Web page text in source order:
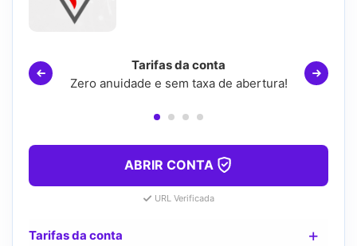
Tarifas da conta
Zero anuidade e sem taxa de abertura!
ABRIR CONTA
URL Verificada
Tarifas da conta